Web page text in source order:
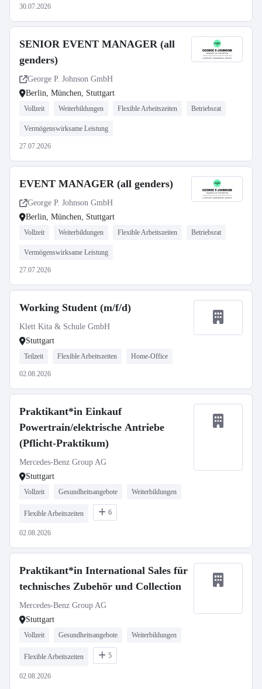
30.07.2026
SENIOR EVENT MANAGER (all
genders)
George P. Johnson GmbH
Berlin, München, Stuttgart
Vollzeit Weiterbildungen Flexible Arbeitszeiten Betriebsrat
Vermögenswirksame Leistung
27.07.2026
EVENT MANAGER (all genders)
George P. Johnson GmbH
Berlin, München, Stuttgart
Vollzeit Weiterbildungen Flexible Arbeitszeiten Betriebsrat
Vermögenswirksame Leistung
27.07.2026
Working Student (m/f/d)
Klett Kita & Schule GmbH
Stuttgart
Teilzeit Flexible Arbeitszeiten Home-Office
02.08.2026
Praktikant*in Einkauf
Powertrain/elektrische Antriebe
(Pflicht-Praktikum)
Mercedes-Benz Group AG
Stuttgart
Vollzeit Gesundheitsangebote Weiterbildungen
Flexible Arbeitszeiten 6
02.08.2026
Praktikant*in International Sales für
technisches Zubehör und Collection
Mercedes-Benz Group AG
Stuttgart
Vollzeit Gesundheitsangebote Weiterbildungen
Flexible Arbeitszeiten 5
02.08.2026